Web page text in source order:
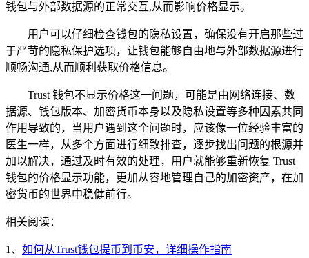
钱包与外部数据源的正常交互,从而影响价格显示。
用户可以仔细检查钱包的隐私设置，确保没有开启那些过
于严苛的隐私保护选项，让钱包能够自由地与外部数据源进行
顺畅沟通,从而顺利获取价格信息。
Trust 钱包不显示价格这一问题，可能是由网络连接、数
据源、钱包版本、加密货币本身以及隐私设置等多种因素共同
作用导致的，当用户遇到这个问题时，应该像一位经验丰富的
医生一样，从多个方面进行细致排查，逐步找出问题的根源并
加以解决，通过及时有效的处理，用户就能够重新恢复 Trust
钱包的价格显示功能，更加从容地管理自己的加密资产，在加
密货币的世界中稳健前行。
相关阅读：
1、 如何从Trust钱包提币到币安，详细操作指南